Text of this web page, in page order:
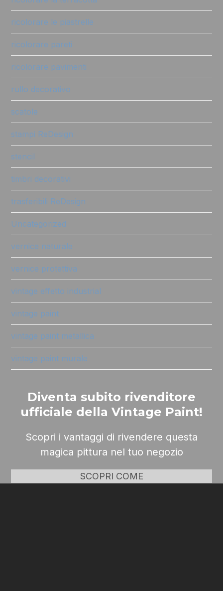
ricolorare le piastrelle
ricolorare pareti
ricolorare pavimenti
rullo decorativo
scatole
stampi ReDesign
stencil
timbri decorativi
trasferibili ReDesign
Uncategorized
vernice naturale
vernice protettiva
vintage effetto industrial
vintage paint
vintage paint metallica
vintage paint murale
Diventa subito rivenditore
ufficiale della Vintage Paint!
Scopri i vantaggi di rivendere questa
magica pittura nel tuo negozio
SCOPRI COME